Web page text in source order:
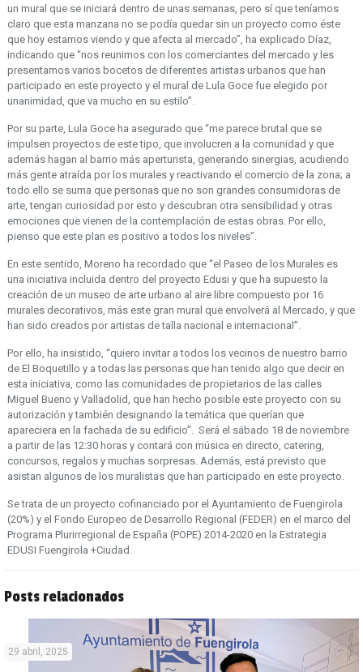
un mural que se iniciará dentro de unas semanas, pero sí que teníamos
claro que esta manzana no se podía quedar sin un proyecto como éste
que hoy estamos viendo y que afecta al mercado”, ha explicado Díaz,
indicando que “nos reunimos con los comerciantes del mercado y les
presentamos varios bocetos de diferentes artistas urbanos que han
participado en este proyecto y el mural de Lula Goce fue elegido por
unanimidad, que va mucho en su estilo”.
Por su parte, Lula Goce ha asegurado que “me parece brutal que se
impulsen proyectos de este tipo, que involucren a la comunidad y que
además hagan al barrio más aperturista, generando sinergias, acudiendo
más gente atraída por los murales y reactivando el comercio de la zona; a
todo ello se suma que personas que no son grandes consumidoras de
arte, tengan curiosidad por esto y descubran otra sensibilidad y otras
emociones que vienen de la contemplación de estas obras. Por ello,
pienso que este plan es positivo a todos los niveles”.
En este sentido, Moreno ha recordado que “el Paseo de los Murales es
una iniciativa incluida dentro del proyecto Edusi y que ha supuesto la
creación de un museo de arte urbano al aire libre compuesto por 16
murales decorativos, más este gran mural que envolverá al Mercado, y que
han sido creados por artistas de talla nacional e internacional”.
Por ello, ha insistido, “quiero invitar a todos los vecinos de nuestro barrio
de El Boquetillo y a todas las personas que han tenido algo que decir en
esta iniciativa, como las comunidades de propietarios de las calles
Miguel Bueno y Valladolid, que han hecho posible este proyecto con su
autorización y también designando la temática que querían que
apareciera en la fachada de su edificio”. Será el sábado 18 de noviembre
a partir de las 12:30 horas y contará con música en directo, catering,
concursos, regalos y muchas sorpresas. Además, está previsto que
asistan algunos de los muralistas que han participado en este proyecto.
Se trata de un proyecto cofinanciado por el Ayuntamiento de Fuengirola
(20%) y el Fondo Europeo de Desarrollo Regional (FEDER) en el marco del
Programa Plurirregional de España (POPE) 2014-2020 en la Estrategia
EDUSI Fuengirola +Ciudad.
Posts relacionados
29 abril, 2025